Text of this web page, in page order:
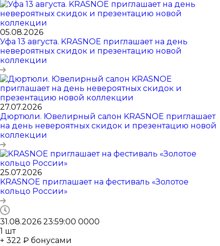
05.08.2026
Уфа 13 августа. KRASNOE приглашает на день
невероятных скидок и презентацию новой
коллекции
27.07.2026
Дюртюли. Ювелирный салон KRASNOE приглашает
на день невероятных скидок и презентацию новой
коллекции
25.07.2026
KRASNOE приглашает на фестиваль «Золотое
кольцо России»
31.08.2026 23:59:00 0000
1 шт
+ 322 ₽ бонусами